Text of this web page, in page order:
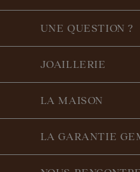
UNE QUESTION ?
JOAILLERIE
LA MAISON
LA GARANTIE